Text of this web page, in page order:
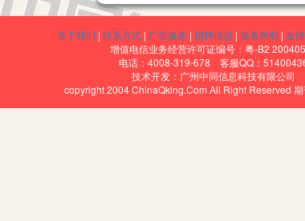
在班中树立典型来激励学生，使学生逐渐认识到只有多
精神食粮。
。要以孩子喜欢的类型为原点，扩大范围，给孩子更多
用。孩子在幼儿园期间就接触大量的好书，如鱼得水一般，
关于我们 | 联系方式 | 广告服务 | 招聘信息 | 服务声明 | 友
增值电信业务经营许可证编号：粤-B2
电话：4008-319-678 客服QQ：
技术开发：广州中同信息科技有限公司
copyright 2004 ChinaQking.Com All Right Reserved